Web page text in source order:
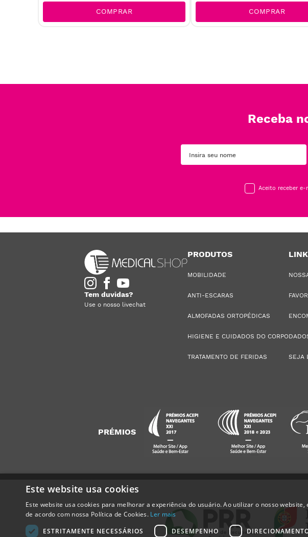
COMPRAR COMPRAR
Receba
Aceito receber e-
Tem duvidas?
Use o nosso livechat
PRODUTOS
MOBILIDADE
ANTI-ESCARAS
ALMOFADAS ORTOPÉDICAS
HIGIENE E CUIDADOS DO CORPO
TRATAMENTO DE FERIDAS SEJA
PRÉMIOS
Este website usa cookies
Este website usa cookies para melhorar a experiência do usuário. Ao utilizar o nosso
de acordo com nossa Política de Cookies. Ler mais
ESTRITAMENTE NECESSÁRIOS
DESEMPENHO
Alguém dePontinha,
Portugal, acabou de comprar:
Luvas de Nitrilo Laranja sem
Pó Extra Resistentes (50 un.)